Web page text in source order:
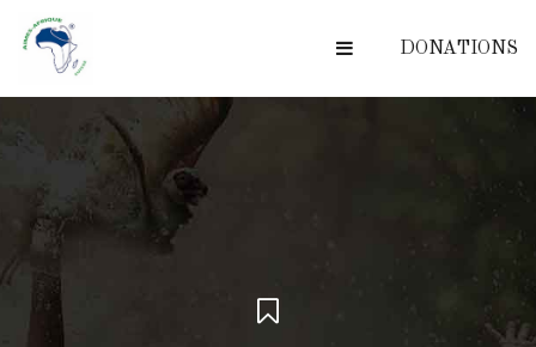
DONATIONS